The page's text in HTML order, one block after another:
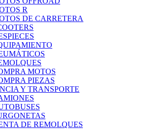
R
DE CARRETERA
MOTOS
PIEZAS
Y TRANSPORTE
DE REMOLQUES